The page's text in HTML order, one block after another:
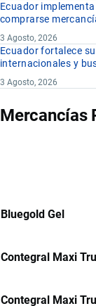
Ecuador
comprarse
3 Agosto, 2026
Ecuador fortalece
internacionales y
3 Agosto, 2026
Mercancías
Bluegold Gel
Contegral Maxi
Contegral Maxi